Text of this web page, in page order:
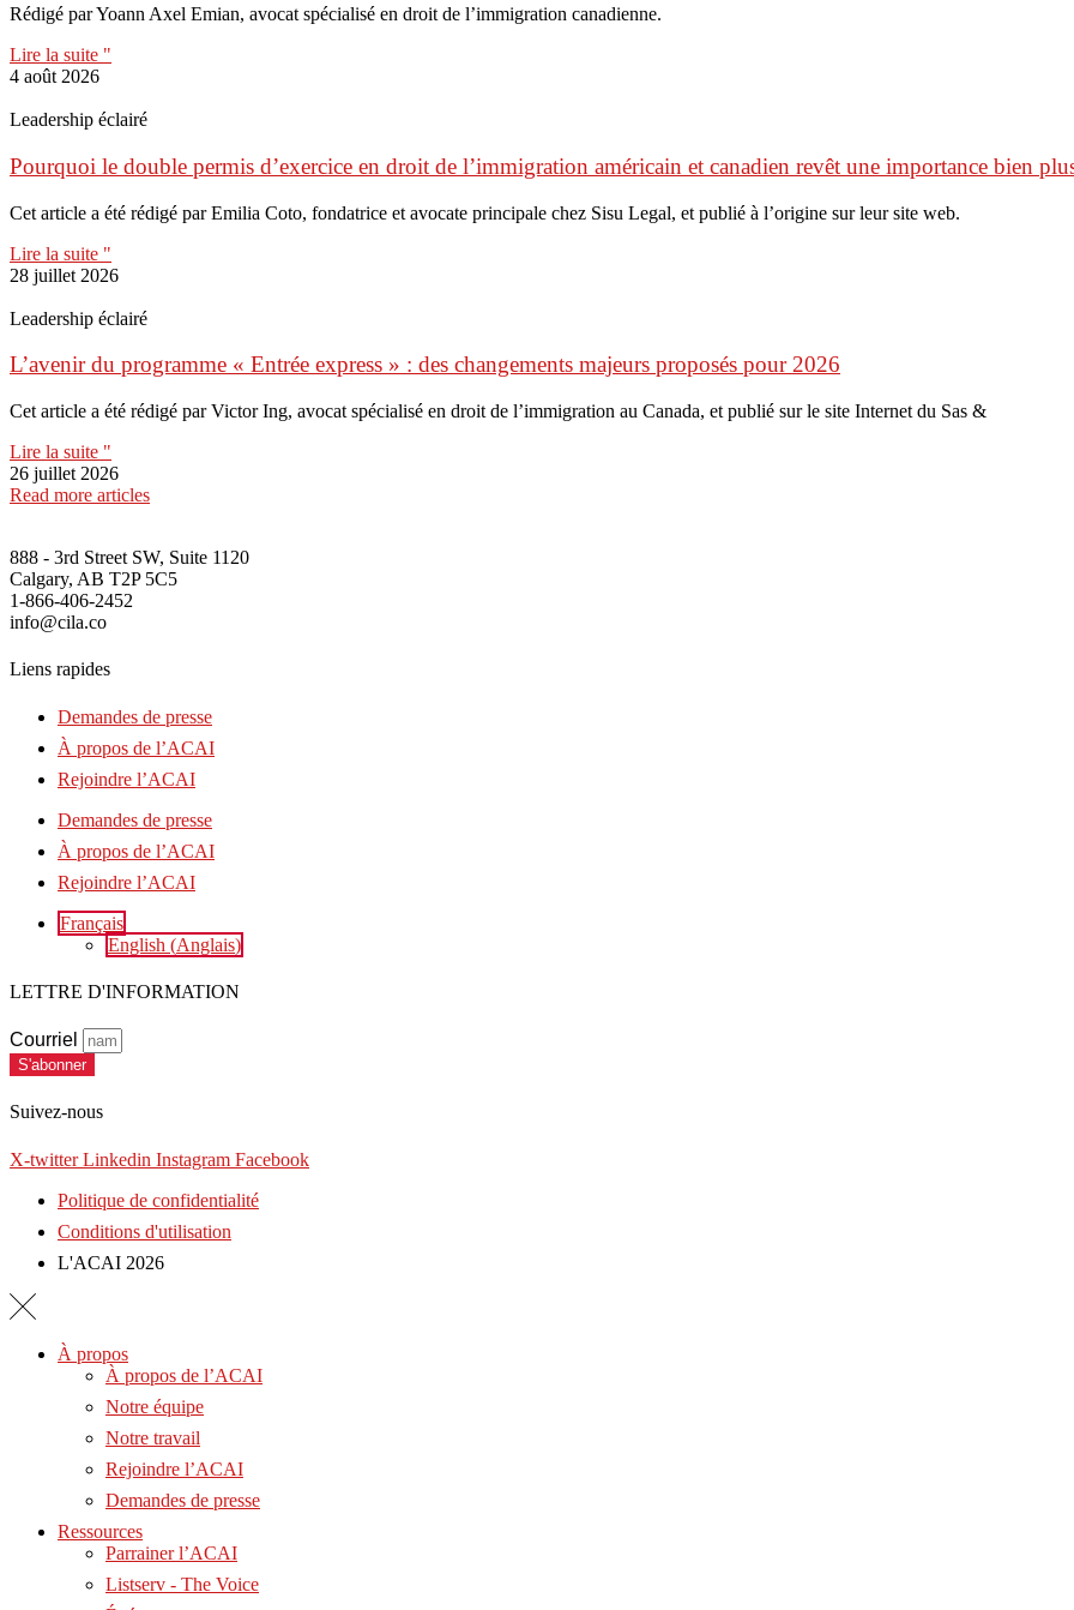
Rédigé par Yoann Axel Emian, avocat spécialisé en droit de l’immigration canadienne.
Lire la suite "
4 août 2026
Leadership éclairé
Pourquoi le double permis d’exercice en droit de l’immigration américain et canadien revêt une importance bien
Cet article a été rédigé par Emilia Coto, fondatrice et avocate principale chez Sisu Legal, et publié à l’origine sur leur site web.
Lire la suite "
28 juillet 2026
Leadership éclairé
L’avenir du programme « Entrée express » : des changements majeurs proposés pour 2026
Cet article a été rédigé par Victor Ing, avocat spécialisé en droit de l’immigration au Canada, et publié sur le site Internet du Sas &
Lire la suite "
26 juillet 2026
Read more articles
888 - 3rd Street SW, Suite 1120
Calgary, AB T2P 5C5
1-866-406-2452
info@cila.co
Liens rapides
Demandes de presse
À propos de l’ACAI
Rejoindre l’ACAI
Demandes de presse
À propos de l’ACAI
Rejoindre l’ACAI
Français
English (Anglais)
LETTRE D'INFORMATION
Courriel
S'abonner
Suivez-nous
X-twitter Linkedin Instagram Facebook
Politique de confidentialité
Conditions d'utilisation
L'ACAI 2026
À propos
À propos de l’ACAI
Notre équipe
Notre travail
Rejoindre l’ACAI
Demandes de presse
Ressources
Parrainer l’ACAI
Listserv - The Voice